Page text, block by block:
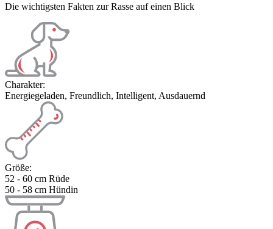
Die wichtigsten Fakten zur Rasse auf einen Blick
Charakter:
Energiegeladen, Freundlich, Intelligent, Ausdauernd
Größe:
52 - 60 cm Rüde
50 - 58 cm Hündin